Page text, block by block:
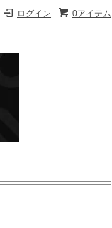
0アイテム
ログイン